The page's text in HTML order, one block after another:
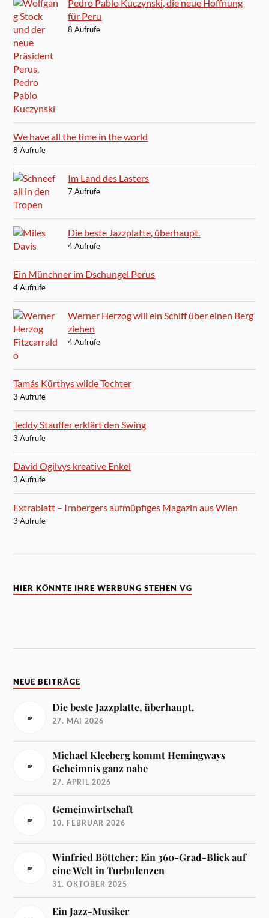
Pedro Pablo Kuczynski, die neue Hoffnung
für Peru
8 Aufrufe
We have all the time in the world
8 Aufrufe
Im Land des Lasters
7 Aufrufe
Die beste Jazzplatte, überhaupt.
4 Aufrufe
Ein Münchner im Dschungel Perus
4 Aufrufe
Werner Herzog will ein Schiff über einen Berg
ziehen
4 Aufrufe
Tamás Kürthys wilde Tochter
3 Aufrufe
Teddy Stauffer erklärt den Swing
3 Aufrufe
David Ogilvys kreative Enkel
3 Aufrufe
Extrablatt – Irnbergers aufmüpfiges Magazin aus Wien
3 Aufrufe
HIER KÖNNTE IHRE WERBUNG STEHEN VG
NEUE BEITRÄGE
Die beste Jazzplatte, überhaupt.
27. MAI 2026
Michael Kleeberg kommt Hemingways
Geheimnis ganz nahe
27. APRIL 2026
Gemeinwirtschaft
10. FEBRUAR 2026
Winfried Böttcher: Ein 360-Grad-Blick auf
eine Welt in Turbulenzen
31. OKTOBER 2025
Ein Jazz-Musiker